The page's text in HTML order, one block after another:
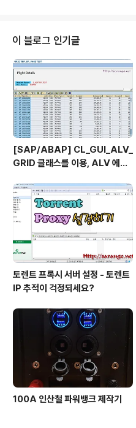
느낌은 아닐런지..ㅎㅎㅎ 혼자만의 착각으
타지 못하고 (잘못된 위치에서 30분 기
140번을 타고 출근.... 7시 45분에 도착
하식당은 아침식사 종료...OTL.... 이곳으
아침이라도 잘 챙..
이 블로그 인기글
[SAP/ABAP] CL_GUI_ALV_
GRID 클래스를 이용, ALV 에서
토렌트 프록시 서버 설정 - 토렌트
IP 추적이 걱정되세요?
100A 인산철 파워뱅크 제작기